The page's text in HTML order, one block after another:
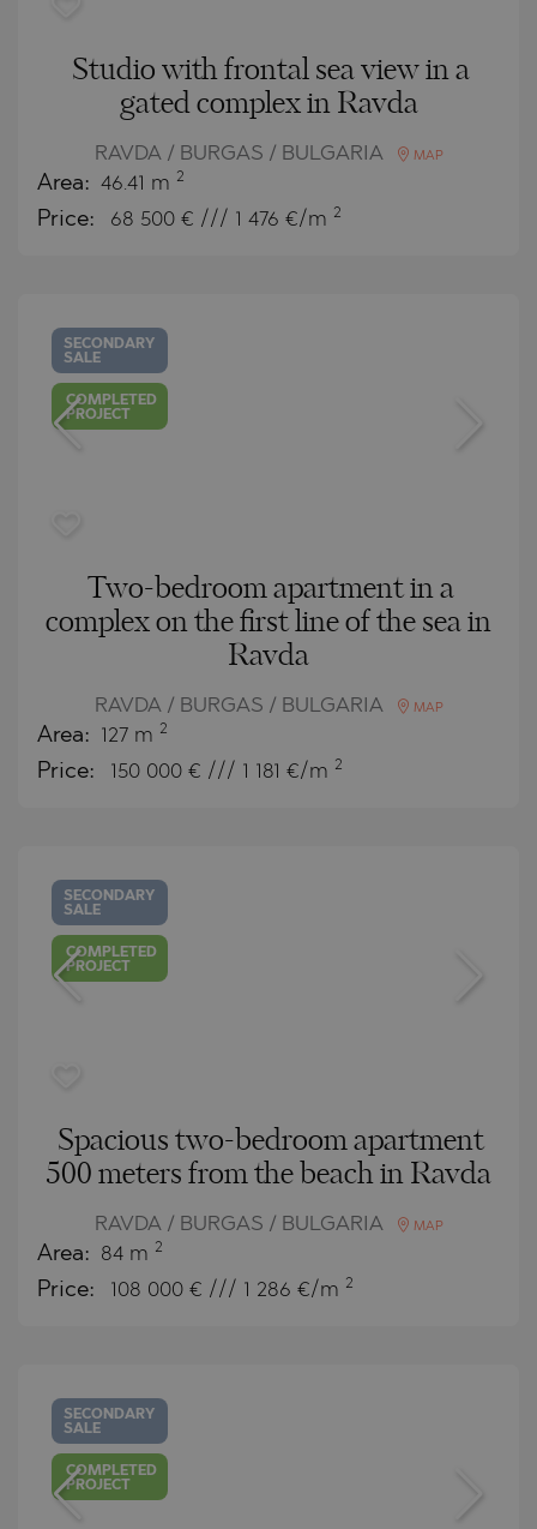
Studio with frontal sea view in a
gated complex in Ravda
RAVDA / BURGAS / BULGARIA MAP
Area: 46.41 m 2
Price: 68 500 € /// 1 476 €/m 2
SECONDARY
SALE
COMPLETED
PROJECT
Two-bedroom apartment in a
complex on the first line of the sea in
Ravda
RAVDA / BURGAS / BULGARIA MAP
Area: 127 m 2
Price: 150 000 € /// 1 181 €/m 2
SECONDARY
SALE
COMPLETED
PROJECT
Spacious two-bedroom apartment
500 meters from the beach in Ravda
RAVDA / BURGAS / BULGARIA MAP
Area: 84 m 2
Price: 108 000 € /// 1 286 €/m 2
SECONDARY
SALE
COMPLETED
PROJECT